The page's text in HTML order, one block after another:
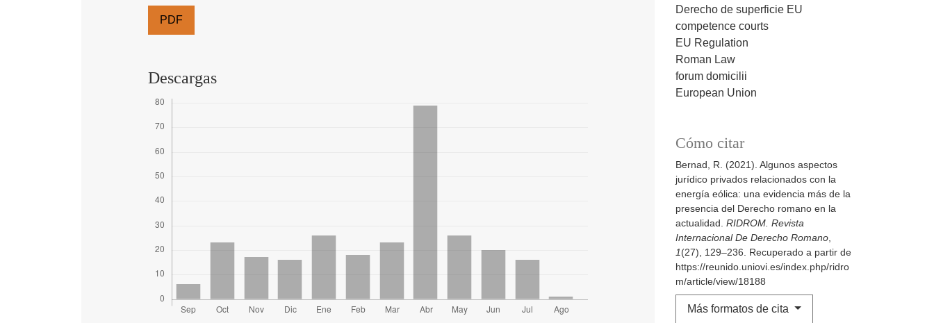
Derecho de superficie EU
competence courts
EU Regulation
Roman Law
forum domicilii
European Union
Cómo citar
Bernad, R. (2021). Algunos aspectos
jurídico privados relacionados con la
energía eólica: una evidencia más de la
presencia del Derecho romano en la
actualidad. RIDROM. Revista
Internacional De Derecho Romano,
1(27), 129–236. Recuperado a partir de
https://reunido.uniovi.es/index.php/ridro
m/article/view/18188
Más formatos de cita
PDF
Descargas